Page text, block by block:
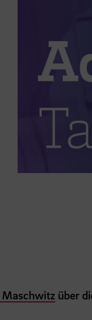
Maschwitz über